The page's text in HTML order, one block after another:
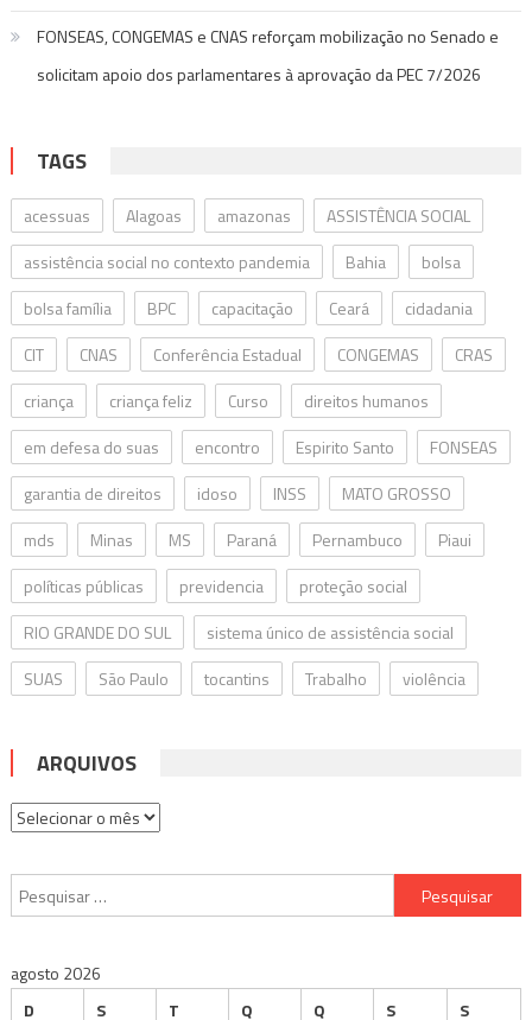
FONSEAS, CONGEMAS e CNAS reforçam mobilização no Senado e
solicitam apoio dos parlamentares à aprovação da PEC 7/2026
TAGS
acessuas Alagoas amazonas
ASSISTÊNCIA SOCIAL
assistência social no contexto pandemia
Bahia
bolsa
bolsa família
BPC capacitação Ceará
cidadania
CIT
CNAS Conferência Estadual CONGEMAS
CRAS
criança
criança feliz Curso
direitos humanos
em defesa do suas
encontro Espirito Santo
FONSEAS
garantia de direitos
idoso INSS
MATO GROSSO
mds
Minas MS Paraná Pernambuco
Piaui
políticas públicas
previdencia
proteção social
RIO GRANDE DO SUL
sistema único de assistência social
SUAS
São Paulo tocantins Trabalho violência
ARQUIVOS
Arquivos
Pesquisar
por:
agosto 2026
D
S T Q Q S S